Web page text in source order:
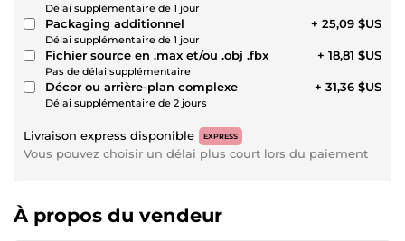
Délai supplémentaire de 1 jour
Packaging additionnel
Délai supplémentaire de 1 jour
+ 25,09 $US
Fichier source en .max et/ou .obj .fbx
Pas de délai supplémentaire
+ 18,81 $US
Décor ou arrière-plan complexe
Délai supplémentaire de 2 jours
+ 31,36 $US
Livraison express disponible EXPRESS
Vous pouvez choisir un délai plus court lors du paiement
À propos du vendeur